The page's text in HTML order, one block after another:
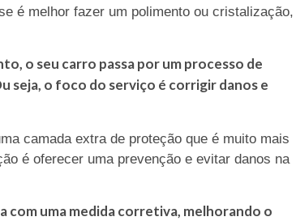
é melhor fazer um polimento ou cristalização,
o seu carro passa por um processo de
seja, o foco do serviço é corrigir danos e
camada extra de proteção que é muito mais
é oferecer uma prevenção e evitar danos na
uma medida corretiva, melhorando o